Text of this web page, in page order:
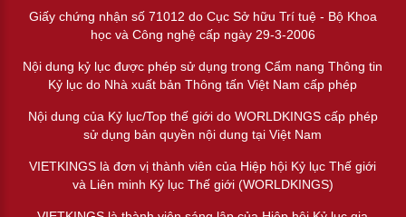
Giấy chứng nhận số 71012 do Cục Sở hữu Trí tuệ - Bộ Khoa
học và Công nghệ cấp ngày 29-3-2006
Nội dung kỷ lục được phép sử dụng trong Cẩm nang Thông tin
Kỷ lục do Nhà xuất bản Thông tấn Việt Nam cấp phép
Nội dung của Kỷ lục/Top thế giới do WORLDKINGS cấp phép
sử dụng bản quyền nội dung tại Việt Nam
VIETKINGS là đơn vị thành viên của Hiệp hội Kỷ lục Thế giới
và Liên minh Kỷ lục Thế giới (WORLDKINGS)